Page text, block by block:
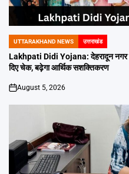
POSTED
IN
UTTARAKHAND NEWS उत्तराखंड
Lakhpati Didi Yojana: देहरादून नगर
दिए चेक, बढ़ेगा आर्थिक सशक्तिकरण
on
August 5, 2026